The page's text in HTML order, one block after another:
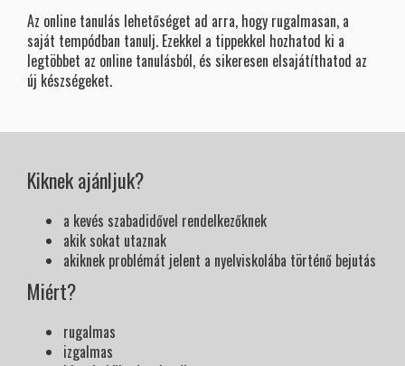
Az online tanulás lehetőséget ad arra, hogy rugalmasan, a
saját tempódban tanulj. Ezekkel a tippekkel hozhatod ki a
legtöbbet az online tanulásból, és sikeresen elsajátíthatod az
új készségeket.
Kiknek ajánljuk?
a kevés szabadidővel rendelkezőknek
akik sokat utaznak
akiknek problémát jelent a nyelviskolába történő bejutás
Miért?
rugalmas
izgalmas